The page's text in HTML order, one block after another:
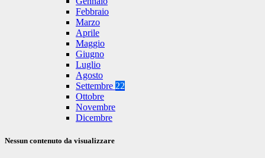
Febbraio
Marzo
Aprile
Maggio
Giugno
Luglio
Agosto
Settembre 22
Ottobre
Novembre
Dicembre
Nessun contenuto da visualizzare